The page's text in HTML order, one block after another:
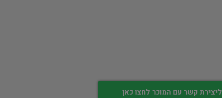
ליצירת קשר עם המוכר לחצו כאן